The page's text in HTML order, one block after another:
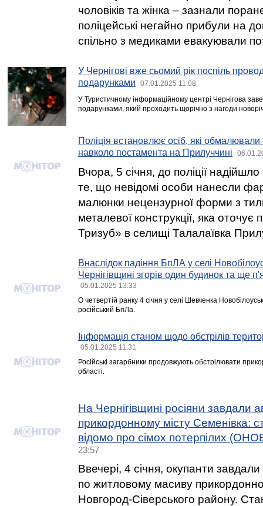
чоловіків та жінка – зазнали
поліцейські негайно прибули на
спільно з медиками евакуювали
У Чернігові вже сьомий рік поспіль
подарунками
07.01.2025 11:08
У Туристичному інформаційному центрі Чернігова
подарунками, який проходить щорічно з нагоди
Поліція встановлює осіб, які
навколо постамента на Прилуччині
Вчора, 5 січня, до поліції
те, що невідомі особи нанесли
малюнки нецензурної форми з
металевої конструкції, яка
Тризуб» в селищі Талалаївка
Внаслідок падіння БпЛА у селі
Чернігівщині згорів один будинок та ще
05.01.2025 13:33
О четвертій ранку 4 січня у селі Шевченка
російський БпЛа.
Інформація станом щодо обстрілів
05.01.2025 11:31
Російські загарбники продовжують обстрілювати
області.
На Чернігівщині росіяни завдали
прикордонному місту Семенівка:
відомо про сімох потерпілих
23:57
Ввечері, 4 січня, окупанти
по житловому масиву
Новгород-Сіверського району.